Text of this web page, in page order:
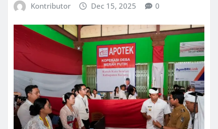
Kontributor Dec 15, 2025 0